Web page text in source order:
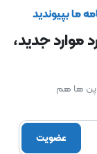
ما بپیوندید
موارد جدید،
ها هم
عضویت